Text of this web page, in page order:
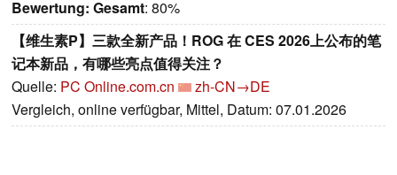
Bewertung: Gesamt: 80%
【维生素P】三款全新产品！ROG 在 CES 2026上公布的笔
记本新品，有哪些亮点值得关注？
Quelle: PC Online.com.cn
zh-CN→DE
Vergleich, online verfügbar, Mittel, Datum: 07.01.2026